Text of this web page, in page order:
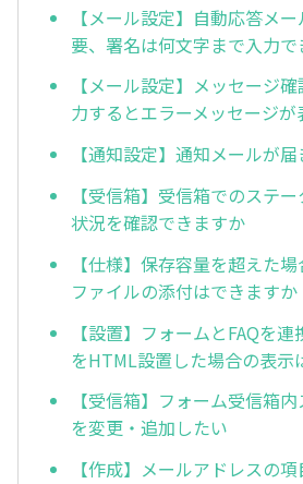
【メール設定】自動応答メ
要、署名は何文字まで入力で
【メール設定】メッセージ
力するとエラーメッセージが
【通知設定】通知メールが
【受信箱】受信箱でのステ
状況を確認できますか
【仕様】保存容量を超えた
ファイルの添付はできますか
【設置】フォームとFAQを
をHTML設置した場合の表示
【受信箱】フォーム受信箱
を変更・追加したい
【作成】メールアドレスの